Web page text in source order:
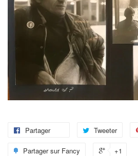
Partager Tweeter
Partager sur Fancy +1